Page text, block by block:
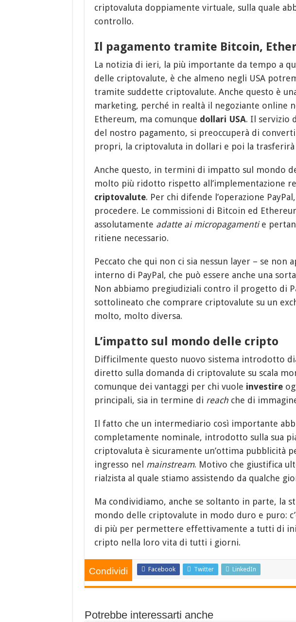
criptovaluta doppiamente virtuale, sulla quale
controllo.
Il pagamento tramite Bitcoin,
La notizia di ieri, la più importante da tempo a
delle criptovalute, è che almeno negli USA
tramite suddette criptovalute. Anche questo è
marketing, perché in realtà il negoziante online
Ethereum, ma comunque dollari USA. Il servizio
del nostro pagamento, si preoccuperà di
propri, la criptovaluta in dollari e poi la trasferirà
Anche questo, in termini di impatto sul mondo
molto più ridotto rispetto all’implementazione
criptovalute. Per chi difende l’operazione
procedere. Le commissioni di Bitcoin ed
assolutamente adatte ai micropagamentie
ritiene necessario.
Peccato che qui non ci sia nessun layer – se non
interno di PayPal, che può essere anche una
Non abbiamo pregiudiziali contro il progetto di
sottolineato che comprare criptovalute su un
molto, molto diversa.
L’impatto sul mondo delle cripto
Difficilmente questo nuovo sistema introdotto
diretto sulla domanda di criptovalute su scala
comunque dei vantaggi per chi vuole investire
principali, sia in termine di reachche di
Il fatto che un intermediario così importante
completamente nominale, introdotto sulla sua
criptovaluta è sicuramente un’ottima pubblicità
ingresso nel mainstream. Motivo che giustifica
rialzista al quale stiamo assistendo da qualche
Ma condividiamo, anche se soltanto in parte, la
mondo delle criptovalute in modo duro e puro:
di più per permettere effettivamente a tutti di
cripto nella loro vita di tutti i giorni.
Condividi Facebook Twitter LinkedIn
Potrebbe interessarti anche